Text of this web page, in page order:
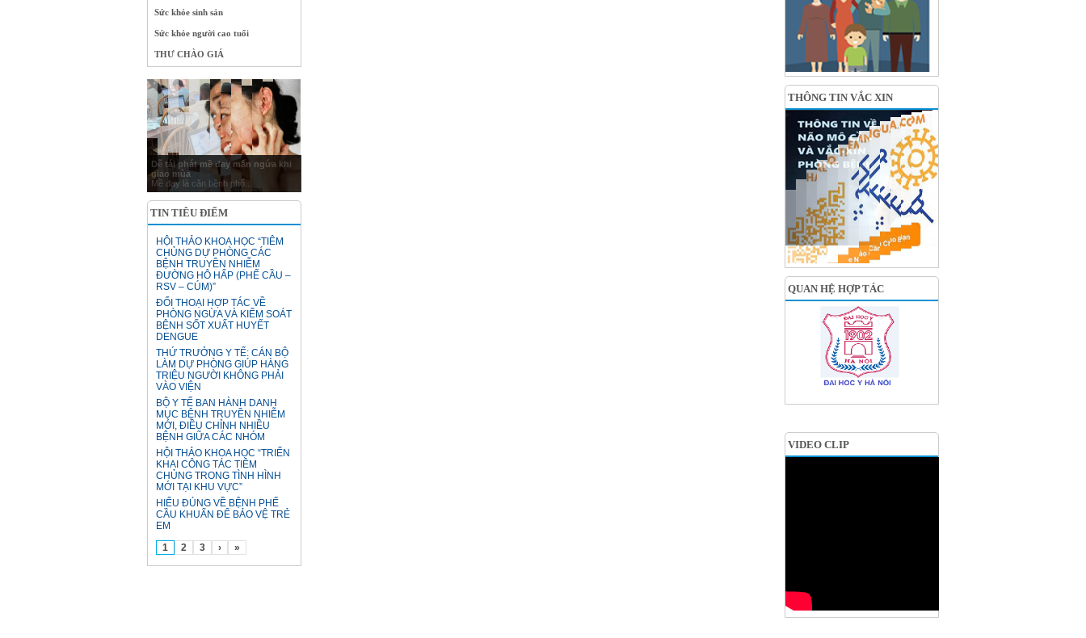
Sức khỏe sinh sản
Sức khỏe người cao tuổi
THƯ CHÀO GIÁ
Dễ tái phát mề đay mẩn ngứa khi
giao mùa
Mề đay là căn bệnh phổ...
TIN TIÊU ĐIỂM
HỘI THẢO KHOA HỌC “TIÊM
CHỦNG DỰ PHÒNG CÁC
BỆNH TRUYỀN NHIỄM
ĐƯỜNG HÔ HẤP (PHẾ CẦU –
RSV – CÚM)”
ĐỐI THOẠI HỢP TÁC VỀ
PHÒNG NGỪA VÀ KIỂM SOÁT
BỆNH SỐT XUẤT HUYẾT
DENGUE
THỨ TRƯỞNG Y TẾ: CÁN BỘ
LÀM DỰ PHÒNG GIÚP HÀNG
TRIỆU NGƯỜI KHÔNG PHẢI
VÀO VIỆN
BỘ Y TẾ BAN HÀNH DANH
MỤC BỆNH TRUYỀN NHIỄM
MỚI, ĐIỀU CHỈNH NHIỀU
BỆNH GIỮA CÁC NHÓM
HỘI THẢO KHOA HỌC “TRIỂN
KHAI CÔNG TÁC TIÊM
CHỦNG TRONG TÌNH HÌNH
MỚI TẠI KHU VỰC”
HIỂU ĐÚNG VỀ BỆNH PHẾ
CẦU KHUẨN ĐỂ BẢO VỆ TRẺ
EM
1
2 3 › »
THÔNG TIN VẮC XIN
QUAN HỆ HỢP TÁC
VIDEO CLIP